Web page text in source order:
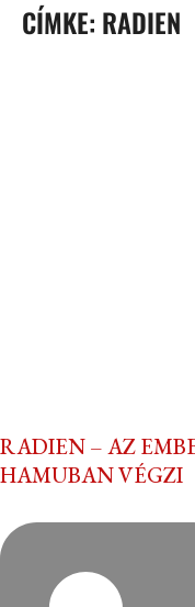
CÍMKE: RADIEN
RADIEN – AZ
HAMUBAN VÉGZI